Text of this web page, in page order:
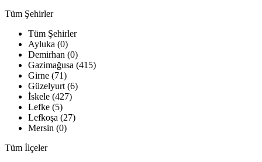
Tüm Şehirler
Tüm Şehirler
Ayluka (0)
Demirhan (0)
Gazimağusa (415)
Girne (71)
Güzelyurt (6)
İskele (427)
Lefke (5)
Lefkoşa (27)
Mersin (0)
Tüm İlçeler